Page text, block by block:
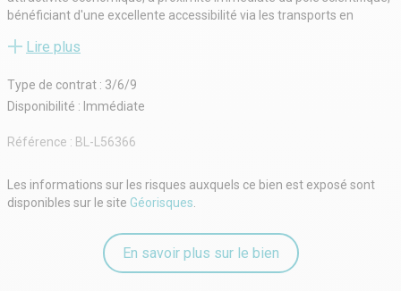
bénéficiant d'une excellente accessibilité via les transports en
Faites confiance à Advenis Conseil Lille pour vos recherches en
- Type de bail : Commercial
- Durée : 3/6/9 ans
- Fiscalité : TVA
- Dépôt de garantie : 3 mois
- Loyers et charges : Trimestriels et d'avance
Lire plus
Type de contrat : 3/6/9
Disponibilité : Immédiate
Référence : BL-L56366
Les informations sur les risques auxquels ce bien est exposé sont
disponibles sur le site Géorisques.
En savoir plus sur le bien